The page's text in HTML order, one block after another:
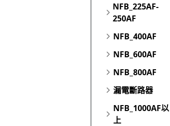
NFB_225AF-
250AF
NFB_400AF
NFB_600AF
NFB_800AF
漏電斷路器
NFB_1000AF以
上